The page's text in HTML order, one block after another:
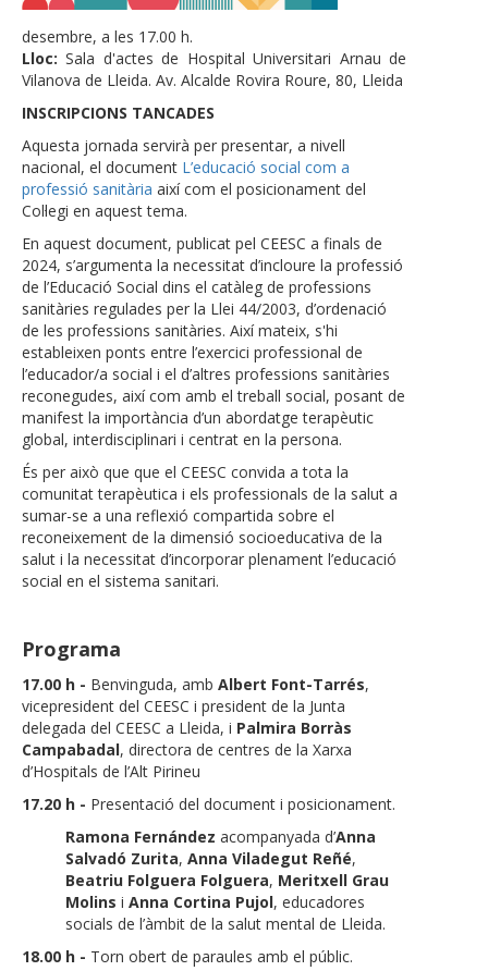
desembre, a les 17.00 h.
Lloc:Sala d'actes de Hospital Universitari Arnau de
Vilanova de Lleida. Av. Alcalde Rovira Roure, 80, Lleida
INSCRIPCIONS TANCADES
Aquesta jornada servirà per presentar, a nivell
nacional, el document L’educació social com a
professió sanitària així com el posicionament del
Col·legi en aquest tema.
En aquest document, publicat pel CEESC a finals de
2024, s’argumenta la necessitat d’incloure la professió
de l’Educació Social dins el catàleg de professions
sanitàries regulades per la Llei 44/2003, d’ordenació
de les professions sanitàries. Així mateix, s'hi
estableixen ponts entre l’exercici professional de
l’educador/a social i el d’altres professions sanitàries
reconegudes, així com amb el treball social, posant de
manifest la importància d’un abordatge terapèutic
global, interdisciplinari i centrat en la persona.
És per això que que el CEESC convida a tota la
comunitat terapèutica i els professionals de la salut a
sumar-se a una reflexió compartida sobre el
reconeixement de la dimensió socioeducativa de la
salut i la necessitat d’incorporar plenament l’educació
social en el sistema sanitari.
Programa
17.00 h - Benvinguda, amb Albert Font-Tarrés,
vicepresident del CEESC i president de la Junta
delegada del CEESC a Lleida, i Palmira Borràs
Campabadal, directora de centres de la Xarxa
d’Hospitals de l’Alt Pirineu
17.20 h - Presentació del document i posicionament.
Ramona Fernández acompanyada d’Anna
Salvadó Zurita, Anna Viladegut Reñé,
Beatriu Folguera Folguera, Meritxell Grau
Molins i Anna Cortina Pujol, educadores
socials de l’àmbit de la salut mental de Lleida.
18.00 h - Torn obert de paraules amb el públic.